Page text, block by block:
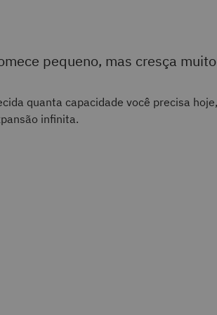
pequeno, mas cresça muito
quanta capacidade você precisa
infinita.